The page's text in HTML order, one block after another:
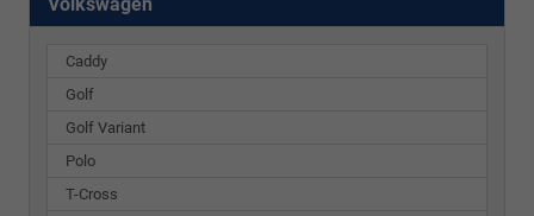
Caddy
Golf
Golf Variant
Polo
T-Cross